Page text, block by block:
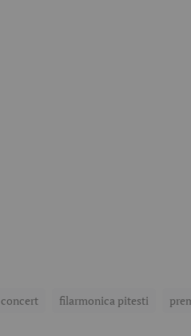
concert filarmonica pitesti